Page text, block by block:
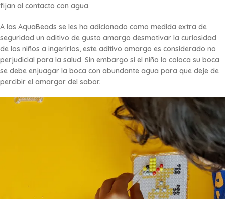
fijan al contacto con agua.
A las AquaBeads se les ha adicionado como medida extra de
seguridad un aditivo de gusto amargo desmotivar la curiosidad
de los niños a ingerirlos, este aditivo amargo es considerado no
perjudicial para la salud. Sin embargo si el niño lo coloca su boca
se debe enjuagar la boca con abundante agua para que deje de
percibir el amargor del sabor.